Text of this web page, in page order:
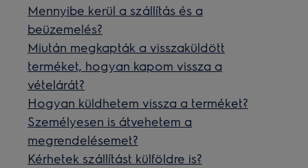
Mennyibe kerül a szállítás és a
beüzemelés?
Miután megkapták a visszaküldött
terméket, hogyan kapom vissza a
vételárát?
Hogyan küldhetem vissza a terméket?
Személyesen is átvehetem a
megrendelésemet?
Kérhetek szállítást külföldre is?